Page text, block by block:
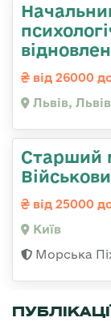
від 26000
Львів,
Старший
від 25000
Київ
Морська